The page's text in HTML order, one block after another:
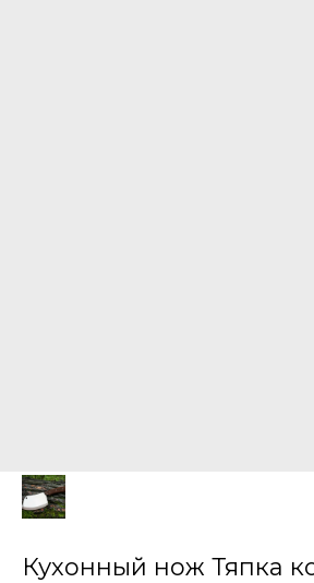
Кухонный нож Тяпка